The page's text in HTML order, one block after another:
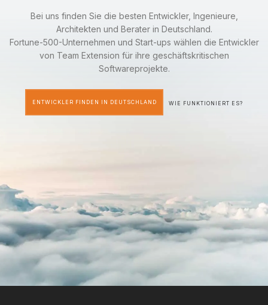
Bei uns finden Sie die besten Entwickler, Ingenieure,
Architekten und Berater in Deutschland.
Fortune-500-Unternehmen und Start-ups wählen die Entwickler
von Team Extension für ihre geschäftskritischen
Softwareprojekte.
ENTWICKLER FINDEN IN DEUTSCHLAND WIE FUNKTIONIERT ES?